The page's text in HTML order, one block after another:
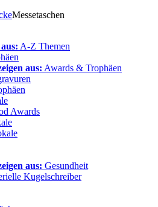
Messetaschen
A-Z Themen
aus: Awards & Trophäen
Awards
aus: Gesundheit
Kugelschreiber